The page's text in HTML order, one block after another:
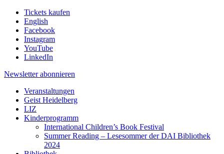
Tickets kaufen
English
Facebook
Instagram
YouTube
LinkedIn
Newsletter abonnieren
Veranstaltungen
Geist Heidelberg
LIZ
Kinderprogramm
International Children’s Book Festival
Summer Reading – Lesesommer der DAI Bibliothek
2024